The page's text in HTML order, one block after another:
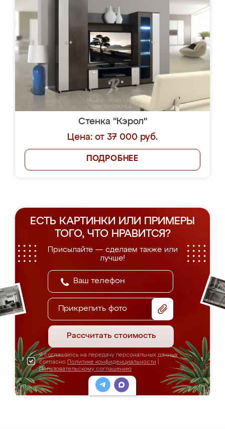
Стенка "Кэрол"
Цена: от 37 000 руб.
ПОДРОБНЕЕ
ЕСТЬ КАРТИНКИ ИЛИ ПРИМЕРЫ
ТОГО, ЧТО НРАВИТСЯ?
Присылайте — сделаем также или
лучше!
Прикрепить фото
Рассчитать стоимость
Я соглашаюсь на передачу персональных данных
согласно Политике конфиденциальности
Пользовательскому соглашению